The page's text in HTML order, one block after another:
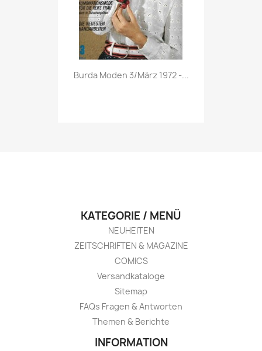
Vorschau
Burda Moden 3/März 1972 -...
KATEGORIE / MENÜ
NEUHEITEN
ZEITSCHRIFTEN & MAGAZINE
COMICS
Versandkataloge
Sitemap
FAQs Fragen & Antworten
Themen & Berichte
INFORMATION